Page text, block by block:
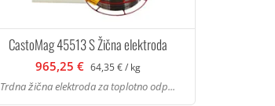
CastoMag 45513 S Žična elektroda
965,25 € 64,35 € / kg
Trdna žična elektroda za toplotno odp...